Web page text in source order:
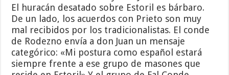
El huracán desatado sobre Estoril es bárbaro.
De un lado, los acuerdos con Prieto son muy
mal recibidos por los tradicionalistas. El conde
de Rodezno envía a don Juan un mensaje
categórico: «Mi postura como español estará
siempre frente a ese grupo de masones que